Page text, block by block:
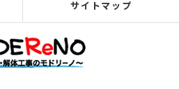
サイトマップ